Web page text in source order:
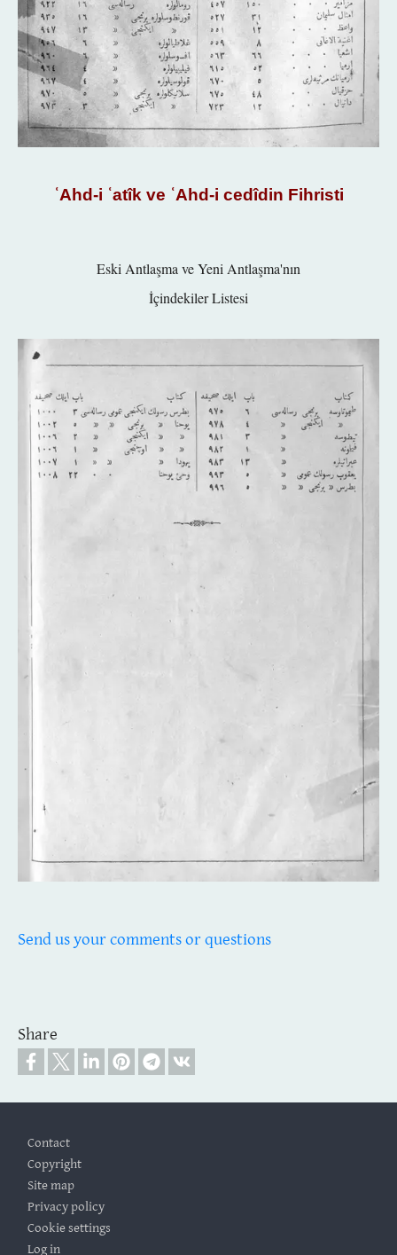
ʿAhd-i ʿatîk ve ʿAhd-i cedîdin Fihristi
Eski Antlaşma ve Yeni Antlaşma'nın
İçindekiler Listesi
Send us your comments or questions
Share
Contact
Copyright
Site map
Privacy policy
Cookie settings
Log in